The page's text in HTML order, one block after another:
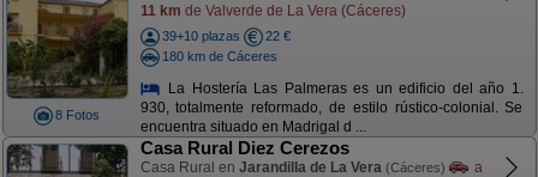
8 Fotos
11 km de Valverde de La Vera (Cáceres)
39+10 plazas
22 €
180 km de Cáceres
La Hostería Las Palmeras es un edificio del año 1.
930, totalmente reformado, de estilo rústico-colonial. Se
encuentra situado en Madrigal d ...
Casa Rural Diez Cerezos
Casa Rural en Jarandilla de La Vera (Cáceres)
a